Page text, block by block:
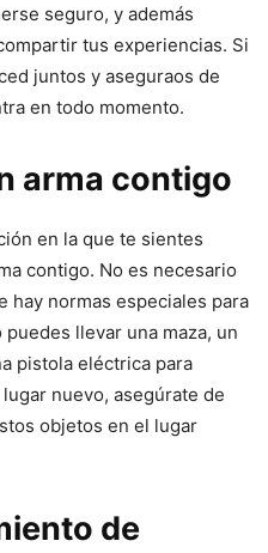
seguro, y además
tus experiencias. Si
juntos y aseguraos de
en todo momento.
arma contigo
en la que te sientes
contigo. No es necesario
hay normas especiales para
llevar una maza, un
pistola eléctrica para
nuevo, asegúrate de
objetos en el lugar
de